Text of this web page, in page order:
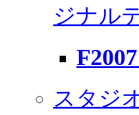
ジナル
スタジ